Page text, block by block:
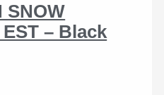
SNOW
– Black